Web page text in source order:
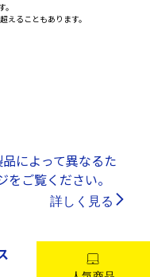
。
えることもあります。
によって異なるた
ご覧ください。
詳しく見る